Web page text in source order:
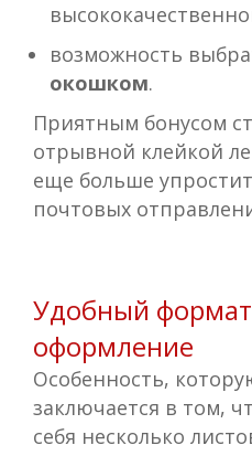
возможность
окошком.
Приятным бонусом
отрывной клейкой
еще больше
почтовых
Удобный
оформление
Особенность,
заключается в том,
себя несколько